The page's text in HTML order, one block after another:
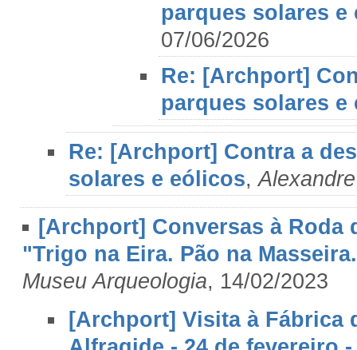
parques solares e
07/06/2026
Re: [Archport]
parques solares e
Re: [Archport] Contra a
solares e eólicos,
[Archport] Conversas à Roda
"Trigo na Eira. Pão na
Museu Arqueologia, 14/02/2023
[Archport] Visita à Fábrica